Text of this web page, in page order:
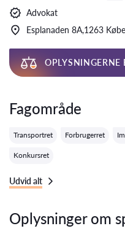
Advokat
Esplanaden 8A,1263
OPLYSNINGERNE
Fagområde
Transportret Forbrugerret
Konkursret
Udvid alt
Oplysninger om